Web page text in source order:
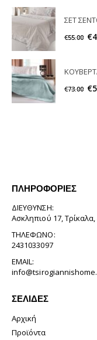
€55.00 €
€73.00 €
ΠΛΗΡΟΦΟΡΊΕΣ
ΔΙΕΎΘΥΝΣΗ:
Ασκληπιού 17, Τρίκαλα,
ΤΗΛΈΦΩΝΟ:
2431033097
EMAIL:
ΣΕΛΊΔΕΣ
Αρχική
Προϊόντα